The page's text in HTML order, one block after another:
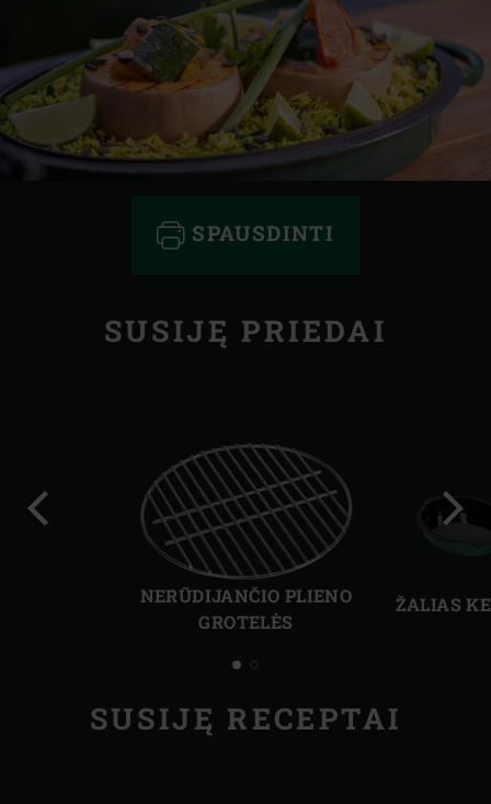
SPAUSDINTI
SUSIJĘ PRIEDAI
NERŪDIJANČIO PLIENO
GROTELĖS
ŽALIAS
SUSIJĘ RECEPTAI